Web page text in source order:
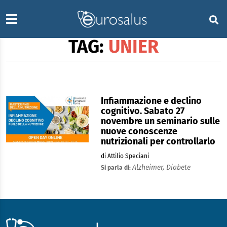
TAG: UNIER
Infiammazione e declino
cognitivo. Sabato 27
novembre un seminario sulle
nuove conoscenze
nutrizionali per controllarlo
di Attilio Speciani
Si parla di:Alzheimer, Diabete